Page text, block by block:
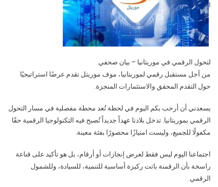
الرفكة)
ا
لتحول الرقمي في موريتانيا – بيان صحفي
من أجل مستقبل رقمي لموريتانيا، موف موريتل تقدم عرضًا استراتيجيًا
حول التقدم المحقق والاستثمارات المنجزة.
يسعدني أن أرحب بكم اليوم في لحظة تُعد محطة مفصلية في مسار التحول
الرقمي بموريتانيا. تدخل بلادنا عهداً جديداً تُصبح فيه التكنولوجيا الرقمية حقًا
مكفولًا للجميع، وليست امتيازًا محصورًا بفئة معينة.
اجتماعنا اليوم ليس فقط لعرض إنجازات أو أرقام، بل هو تأكيد على قناعة
راسخة بأن الرقمنة باتت ركيزة أساسية للتنمية، للسيادة، وللشمول
الرقمي.